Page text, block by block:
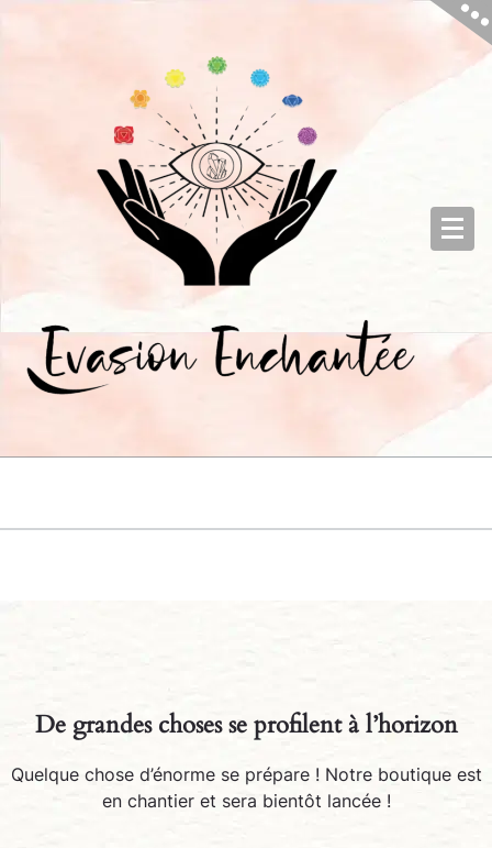
De grandes choses se profilent à l’horizon
Quelque chose d’énorme se prépare ! Notre boutique est
en chantier et sera bientôt lancée !